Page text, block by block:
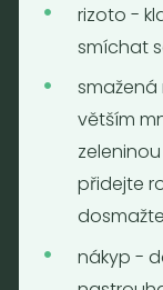
Bezobalové vegan
drogerie a
Jaromírova 495/16
Praha 2 - Nusle
rizoto -
smíchat
smažená
větším
přidejte
nákyp -